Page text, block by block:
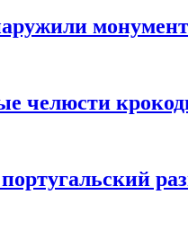
челюсти